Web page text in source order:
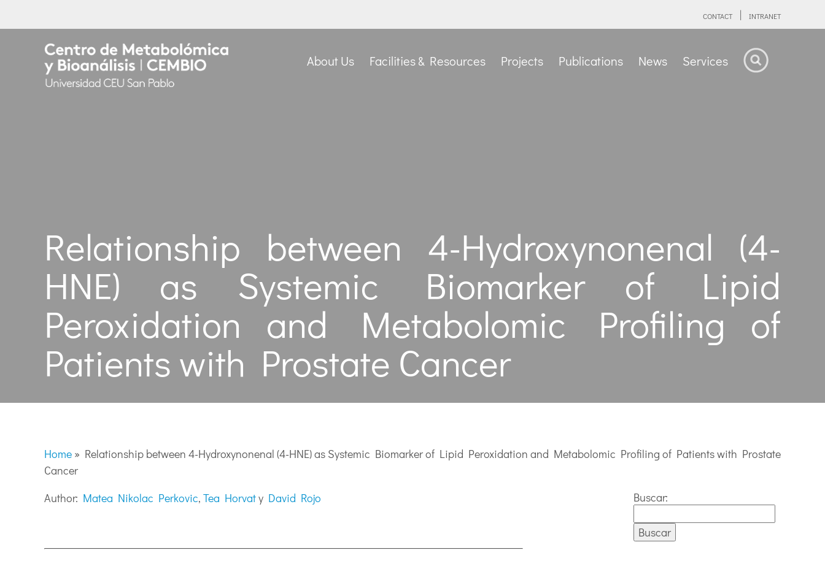
CONTACT INTRANET
About Us Facilities & Resources Projects Publications News Services
Relationship between 4-Hydroxynonenal (4-
HNE) as Systemic Biomarker of Lipid
Peroxidation and Metabolomic Profiling of
Patients with Prostate Cancer
Home » Relationship between 4-Hydroxynonenal (4-HNE) as Systemic Biomarker of Lipid Peroxidation and Metabolomic Profiling of Patients with Prostate
Cancer
Author: Matea Nikolac Perkovic, Tea Horvaty David Rojo Buscar: